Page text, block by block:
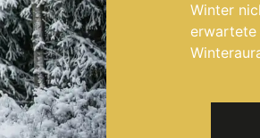
Winter
erwartete